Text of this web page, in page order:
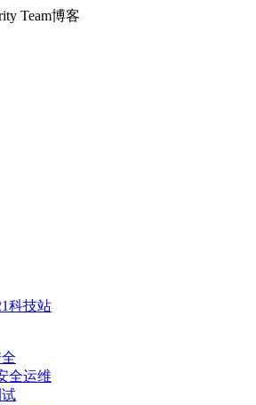
Team博客
科技站
全运维